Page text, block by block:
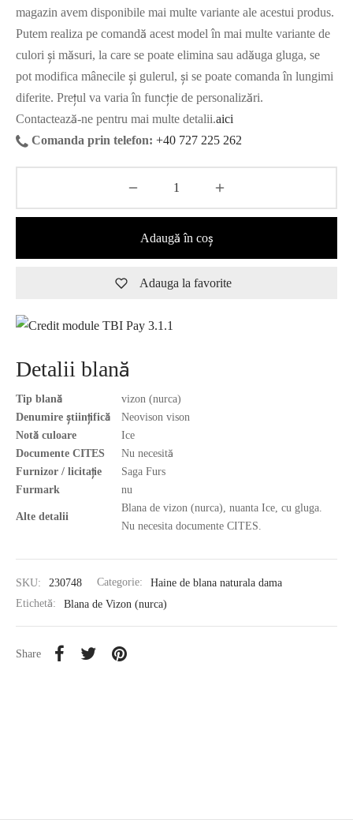
magazin avem disponibile mai multe variante ale acestui produs.
Putem realiza pe comandă acest model în mai multe variante de
culori și măsuri, la care se poate elimina sau adăuga gluga, se
pot modifica mânecile și gulerul, și se poate comanda în lungimi
diferite. Prețul va varia în funcție de personalizări.
Contactează-ne pentru mai multe detalii.aici
Comanda prin telefon: +40 727 225 262
Adaugă în coș
Adauga la favorite
Detalii blană
Tip blană
vizon (nurca)
Denumire științifică
Neovison vison
Notă culoare
Ice
Documente CITES
Nu necesită
Furnizor / licitație
Saga Furs
Furmark
nu
Alte detalii
Blana de vizon (nurca), nuanta Ice, cu gluga.
Nu necesita documente CITES.
SKU: 230748 Categorie:
Haine de blana naturala dama
Etichetă:
Blana de Vizon (nurca)
Share